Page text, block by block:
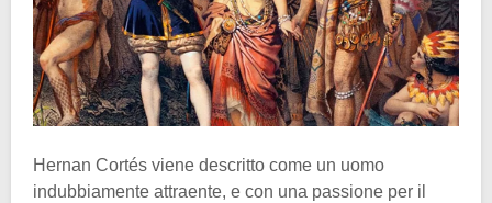
Hernan Cortés viene descritto come un uomo
indubbiamente attraente, e con una passione per il